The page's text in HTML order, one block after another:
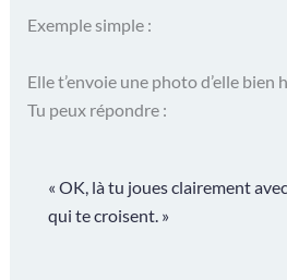
Exemple simple :
Elle t’envoie une photo d’elle bien
Tu peux répondre :
« OK, là tu joues clairement
qui te croisent. »